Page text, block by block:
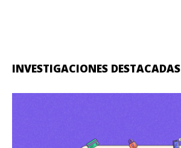
INVESTIGACIONES DESTACADAS